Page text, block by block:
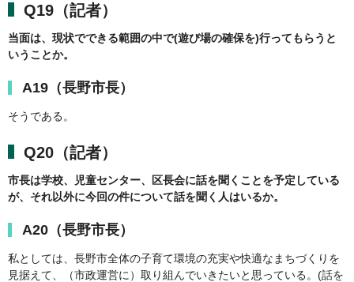
Q19（記者）
当面は、現状でできる範囲の中で(遊び場の確保を)行ってもらうと
いうことか。
A19（長野市長）
そうである。
Q20（記者）
市長は学校、児童センター、区長会に話を聞くことを予定している
が、それ以外に今回の件について話を聞く人はいるか。
A20（長野市長）
私としては、長野市全体の子育て環境の充実や快適なまちづくりを
見据えて、（市政運営に）取り組んでいきたいと思っている。(話を